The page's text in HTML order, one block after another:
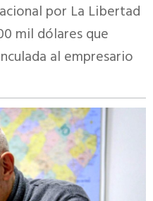
por La Libertad
mil dólares que
al empresario